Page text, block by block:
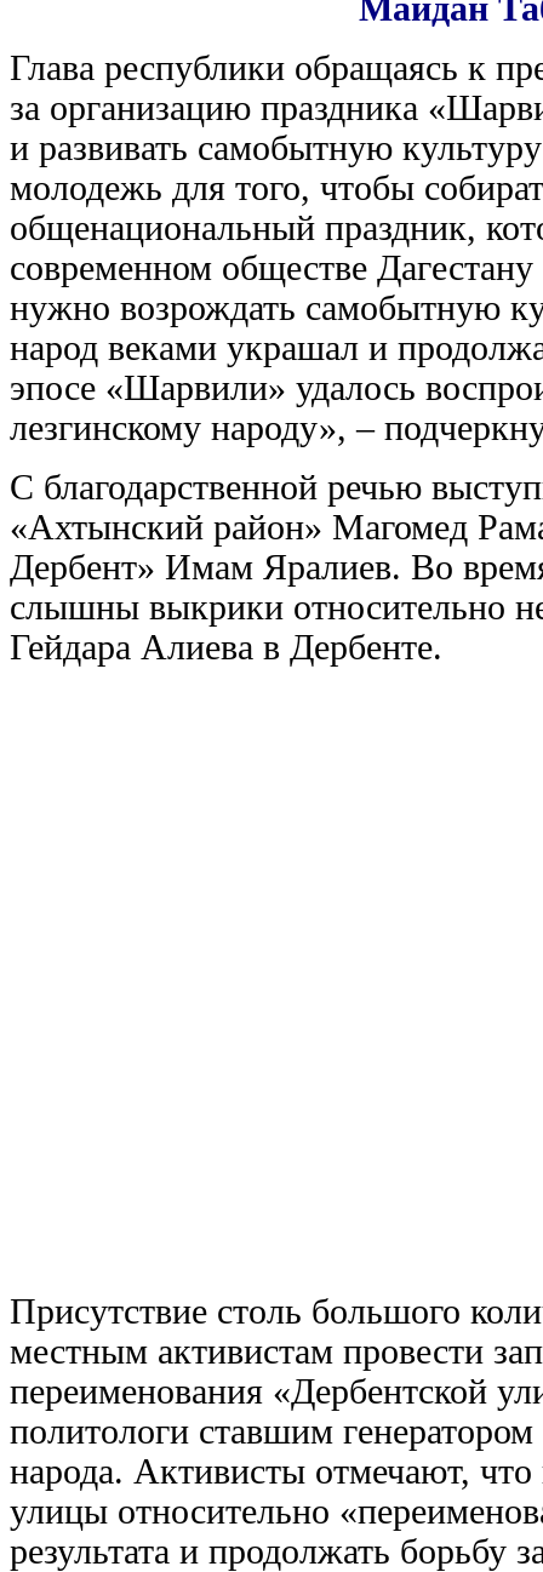
Майдан
Глава республики обращаясь к
за организацию праздника
и развивать самобытную
молодежь для того, чтобы
общенациональный праздник,
современном обществе
нужно возрождать самобытную
народ веками украшал и
эпосе «Шарвили» удалось
лезгинскому народу», –
С благодарственной речью
«Ахтынский район» Магомед
Дербент» Имам Яралиев. Во
слышны выкрики относительно
Гейдара Алиева в Дербенте.
Присутствие столь большого
местным активистам провести
переименования «Дербентской
политологи ставшим
народа. Активисты отмечают,
улицы относительно
результата и продолжать борьбу